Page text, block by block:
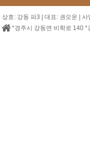
상호: 강동 파3 | 대표: 권오운 |
*경주시 강동면 비학로 140